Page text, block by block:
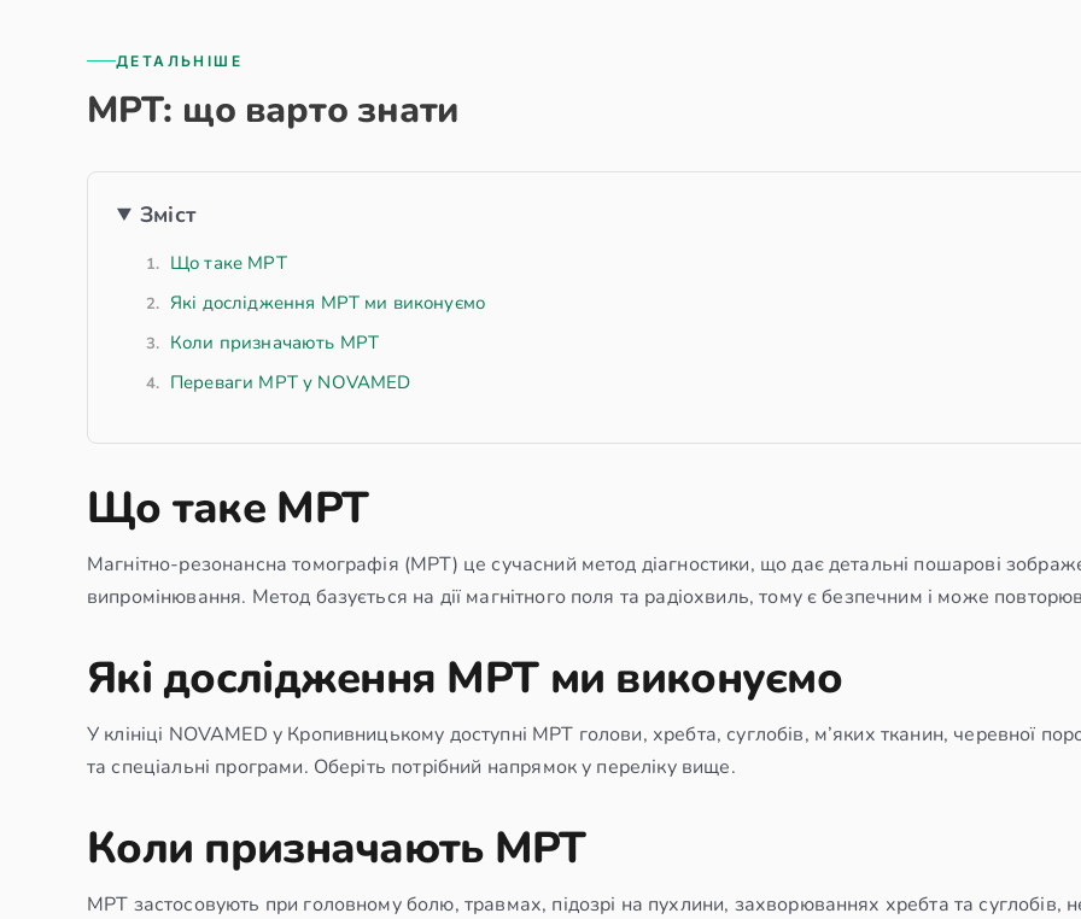
ДЕТАЛЬНІШЕ
МРТ: що варто знати
Зміст
Що таке МРТ
Які дослідження МРТ ми виконуємо
Коли призначають МРТ
Переваги МРТ у NOVAMED
Що таке МРТ
Магнітно-резонансна томографія (МРТ) це сучасний метод діагностики, що дає детальні пошарові
випромінювання. Метод базується на дії магнітного поля та радіохвиль, тому є безпечним і може
Які дослідження МРТ ми виконуємо
У клініці NOVAMED у Кропивницькому доступні МРТ голови, хребта, суглобів, м’яких тканин, черевної
та спеціальні програми. Оберіть потрібний напрямок у переліку вище.
Коли призначають МРТ
МРТ застосовують при головному болю, травмах, підозрі на пухлини, захворюваннях хребта та суглобів,